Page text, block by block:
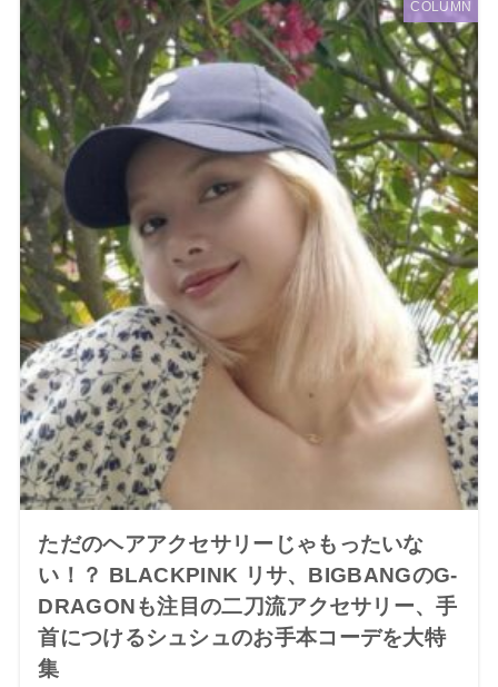
COLUMN
ただのヘアアクセサリーじゃもったいな
い！？ BLACKPINK リサ、BIGBANGのG-
DRAGONも注目の二刀流アクセサリー、手
首につけるシュシュのお手本コーデを大特
集